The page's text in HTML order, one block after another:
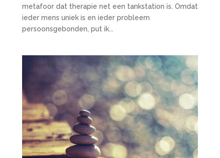
metafoor dat therapie net een tankstation is. Omdat
ieder mens uniek is en ieder probleem
persoonsgebonden, put ik...